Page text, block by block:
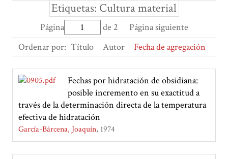
Etiquetas: Cultura material
Página de 2
Página siguiente
Ordenar por: Título Autor Fecha de agregación
Fechas por hidratación de obsidiana:
posible incremento en su exactitud a
través de la determinación directa de la temperatura
efectiva de hidratación
García-Bárcena, Joaquín 1974